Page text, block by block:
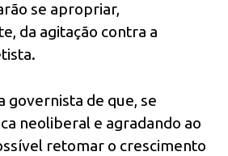
se apropriar,
da agitação contra a
governista de que, se
neoliberal e agradando ao
retomar o crescimento